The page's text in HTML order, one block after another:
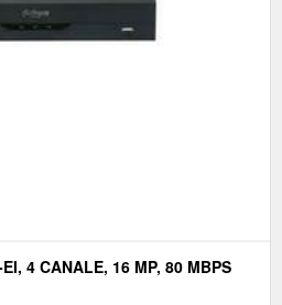
4 CANALE, 16 MP, 80 MBPS